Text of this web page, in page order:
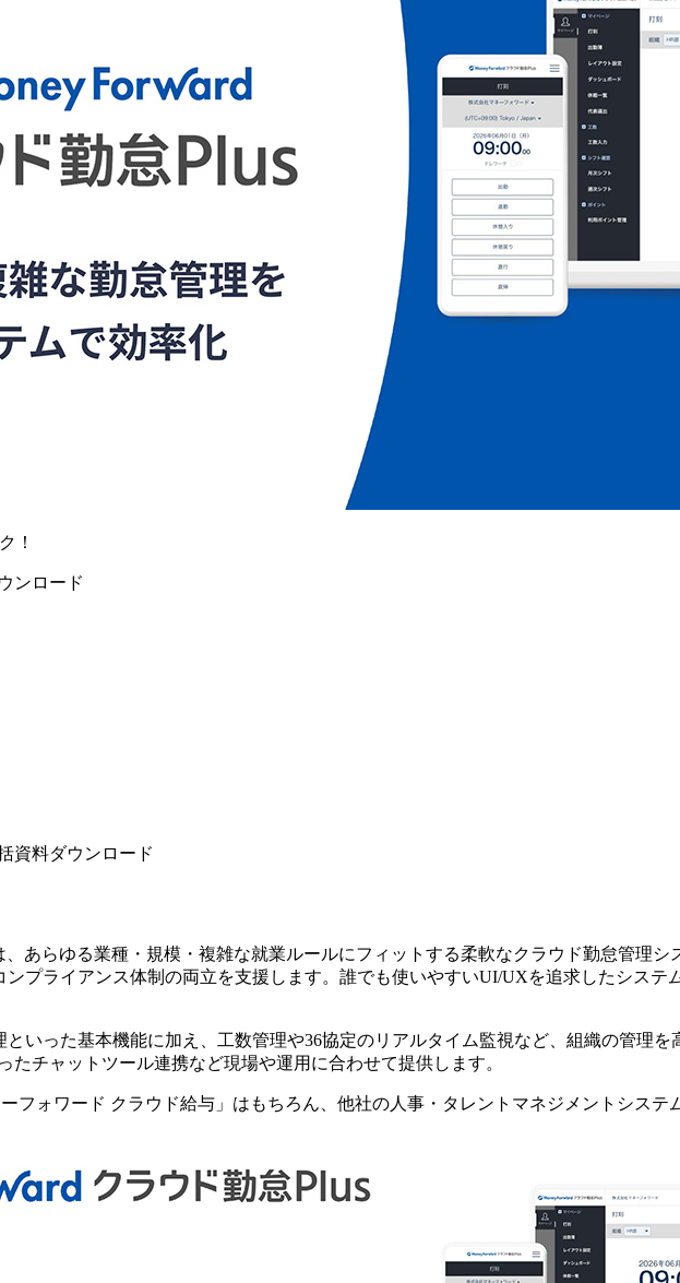
！
ンロード
資料ダウンロード
、あらゆる業種・規模・複雑な就業ルールにフィットする柔軟なクラウド勤怠管理
ンプライアンス体制の両立を支援します。誰でも使いやすいUI/UXを追求したシス
いった基本機能に加え、工数管理や36協定のリアルタイム監視など、組織の管理
たチャットツール連携など現場や運用に合わせて提供します。
フォワード クラウド給与」はもちろん、他社の人事・タレントマネジメントシス